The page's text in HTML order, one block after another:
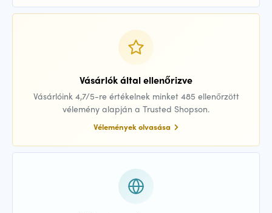
Vásárlók által ellenőrizve
Vásárlóink 4,7/5-re értékelnek minket 485 ellenőrzött
vélemény alapján a Trusted Shopson.
Vélemények olvasása